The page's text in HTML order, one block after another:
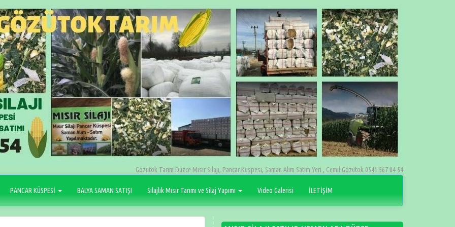
Gözütok Tarım Düzce Mısır Silajı, Pancar Küspesi, Saman Alım Satım Yeri , Cemil Gözütok 0541 567 04 54
PANCAR KÜSPESİ BALYA SAMAN SATIŞI Silajlık Mısır Tarımı ve Silaj Yapımı Video Galerisi İLETİŞİM